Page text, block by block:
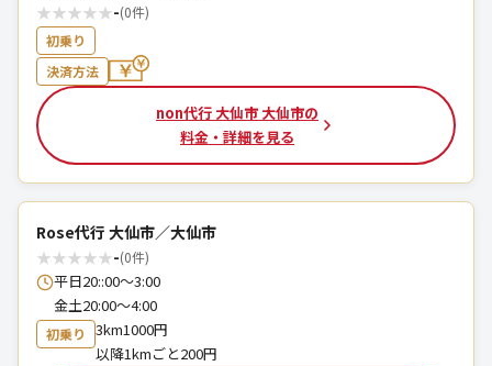
★★★★★-(0件)
初乗り
決済方法
non代行 大仙市 大仙市の
料金・詳細を見る
Rose代行 大仙市／大仙市
★★★★★-(0件)
平日20::00〜3:00
金土20:00〜4:00
初乗り
3km1000円
以降1kmごと200円